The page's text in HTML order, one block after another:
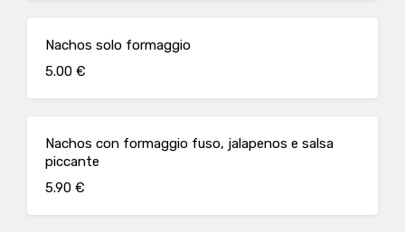
Nachos solo formaggio
5.00 €
Nachos con formaggio fuso, jalapenos e salsa
piccante
5.90 €